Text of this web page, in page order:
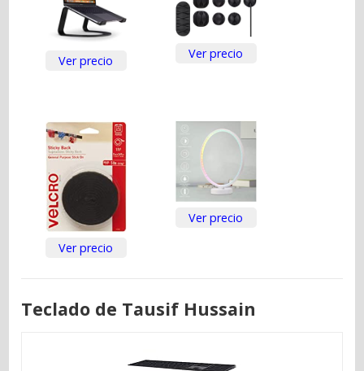
Ver precio Ver precio
Ver precio
Ver precio
Teclado de Tausif Hussain